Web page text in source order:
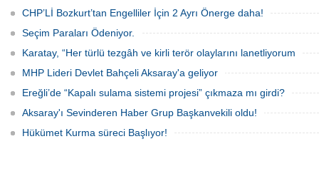
CHP’Lİ Bozkurt’tan Engelliler İçin 2 Ayrı Önerge daha!
Seçim Paraları Ödeniyor.
Karatay, “Her türlü tezgâh ve kirli terör olaylarını lanetliyorum
MHP Lideri Devlet Bahçeli Aksaray'a geliyor
Ereğli’de “Kapalı sulama sistemi projesi” çıkmaza mı girdi?
Aksaray'ı Sevinderen Haber Grup Başkanvekili oldu!
Hükümet Kurma süreci Başlıyor!